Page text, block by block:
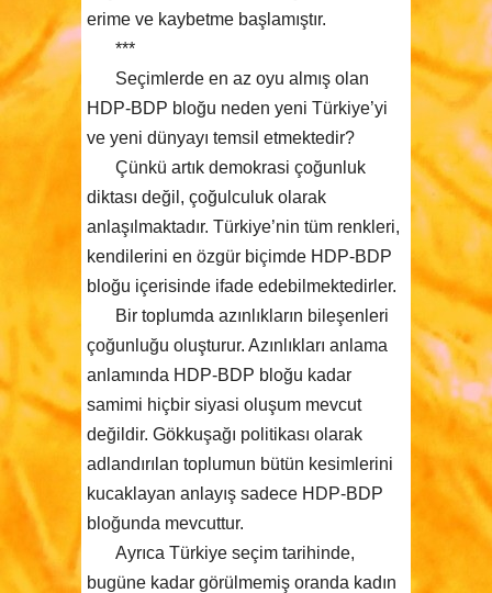
erime ve kaybetme başlamıştır.
***
Seçimlerde en az oyu almış olan
HDP-BDP bloğu neden yeni Türkiye’yi
ve yeni dünyayı temsil etmektedir?
Çünkü artık demokrasi çoğunluk
diktası değil, çoğulculuk olarak
anlaşılmaktadır. Türkiye’nin tüm renkleri,
kendilerini en özgür biçimde HDP-BDP
bloğu içerisinde ifade edebilmektedirler.
Bir toplumda azınlıkların bileşenleri
çoğunluğu oluşturur. Azınlıkları anlama
anlamında HDP-BDP bloğu kadar
samimi hiçbir siyasi oluşum mevcut
değildir. Gökkuşağı politikası olarak
adlandırılan toplumun bütün kesimlerini
kucaklayan anlayış sadece HDP-BDP
bloğunda mevcuttur.
Ayrıca Türkiye seçim tarihinde,
bugüne kadar görülmemiş oranda kadın